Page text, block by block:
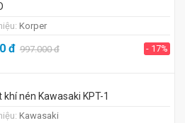
Korper
đ 997.000đ - 17%
nén Kawasaki KPT-1
Kawasaki